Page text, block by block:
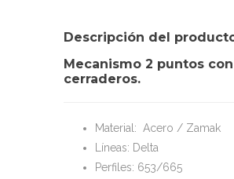
Descripción del
Mecanismo 2 puntos con
cerraderos.
Material: Acero / Zamak
Líneas: Delta
Perfiles: 653/665